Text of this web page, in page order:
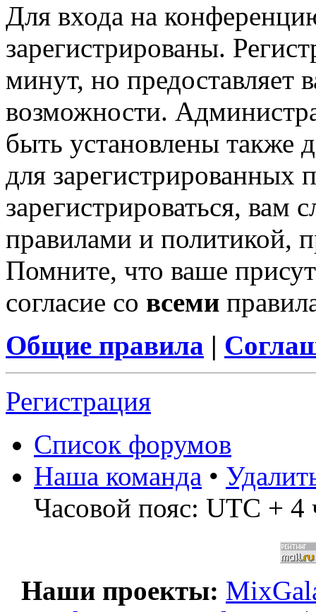
Для входа на
зарегистрированы.
минут, но предоставляет
возможности.
быть установлены также
для зарегистрированных
зарегистрироваться, вам
правилами и политикой,
Помните, что ваше
согласие со всеми
Общие правила |
Регистрация
Список форумов
Наша команда •
Часовой пояс: UTC + 4
Наши проекты: